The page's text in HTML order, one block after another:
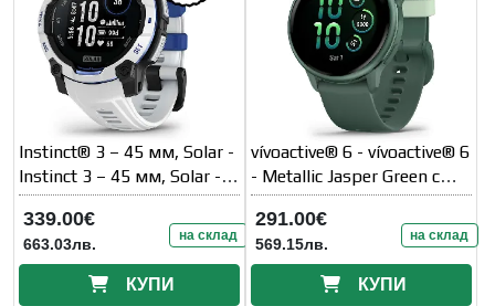
Instinct® 3 – 45 мм, Solar -
Instinct 3 – 45 мм, Solar -
Whitestone с
Whitestone/Bolt
339.00€
663.03лв. на склад
КУПИ
vívoactive® 6 - vívoactive® 6
- Metallic Jasper Green с
Jasper Green каишка
291.00€
569.15лв. на склад
КУПИ